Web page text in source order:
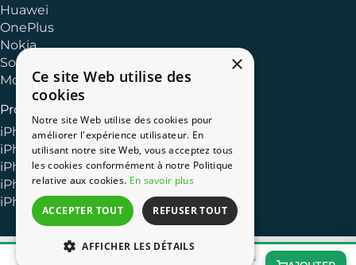
Étui pour iPhone 11 Pro Max Otter + Pop Figura Series
Produits Apple
iPhone 13
iPhone 11
iPhone XR
iPhone 8
iPhone 7
Huawei
OnePlus
Nokia
Sony
Motorola
×
Ce site Web utilise des
cookies
Notre site Web utilise des cookies pour
améliorer l'expérience utilisateur. En
utilisant notre site Web, vous acceptez tous
les cookies conformément à notre Politique
relative aux cookies. En savoir plus
ACCEPTER TOUT REFUSER TOUT
AFFICHER LES DÉTAILS